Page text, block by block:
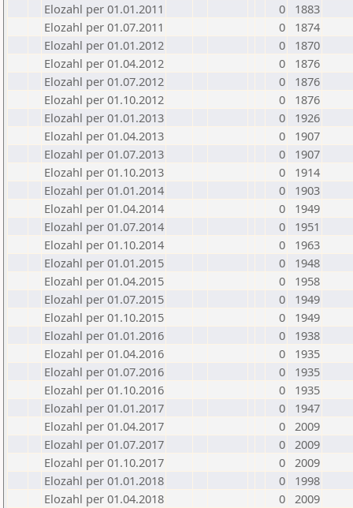
Elozahl per 01.01.2011
0
1883
Elozahl per 01.07.2011
0
1874
Elozahl per 01.01.2012
0
1870
Elozahl per 01.04.2012
0
1876
Elozahl per 01.07.2012
0
1876
Elozahl per 01.10.2012
0
1876
Elozahl per 01.01.2013
0
1926
Elozahl per 01.04.2013
0
1907
Elozahl per 01.07.2013
0
1907
Elozahl per 01.10.2013
0
1914
Elozahl per 01.01.2014
0
1903
Elozahl per 01.04.2014
0
1949
Elozahl per 01.07.2014
0
1951
Elozahl per 01.10.2014
0
1963
Elozahl per 01.01.2015
0
1948
Elozahl per 01.04.2015
0
1958
Elozahl per 01.07.2015
0
1949
Elozahl per 01.10.2015
0
1949
Elozahl per 01.01.2016
0
1938
Elozahl per 01.04.2016
0
1935
Elozahl per 01.07.2016
0
1935
Elozahl per 01.10.2016
0
1935
Elozahl per 01.01.2017
0
1947
Elozahl per 01.04.2017
0 2009
Elozahl per 01.07.2017
0 2009
Elozahl per 01.10.2017
0 2009
Elozahl per 01.01.2018
0
1998
Elozahl per 01.04.2018
0 2009